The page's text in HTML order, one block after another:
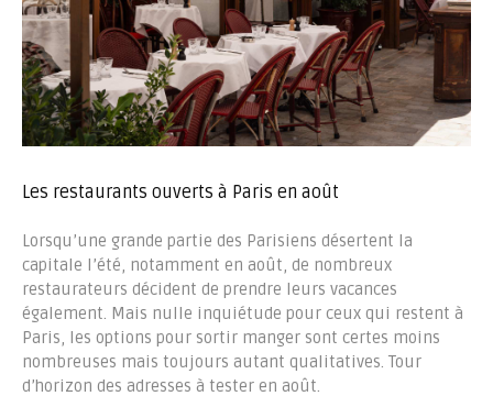
Les restaurants ouverts à Paris en août
Lorsqu’une grande partie des Parisiens désertent la
capitale l’été, notamment en août, de nombreux
restaurateurs décident de prendre leurs vacances
également. Mais nulle inquiétude pour ceux qui restent à
Paris, les options pour sortir manger sont certes moins
nombreuses mais toujours autant qualitatives. Tour
d’horizon des adresses à tester en août.